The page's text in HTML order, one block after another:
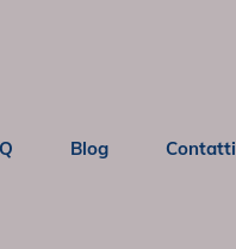
Blog Contatti